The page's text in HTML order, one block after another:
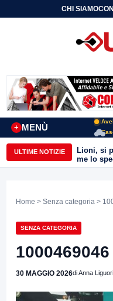
CHI SIAMO
MENÙ
+
ULTIME NOTIZIE
Lioni, si
me lo
Home > Senza categoria >
SENZA CATEGORIA
1000469046
30 MAGGIO 2026di Anna Liguori